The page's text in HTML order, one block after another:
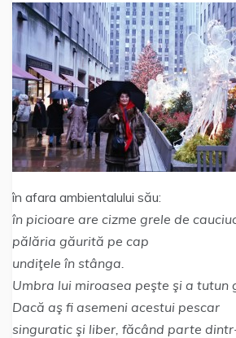
în afara ambientalului său:
în picioare are cizme grele de
pălăria găurită pe cap
undiţele în stânga.
Umbra lui miroasea peşte şi a tutun
Dacă aş fi asemeni acestui pescar
singuratic şi liber, făcând parte